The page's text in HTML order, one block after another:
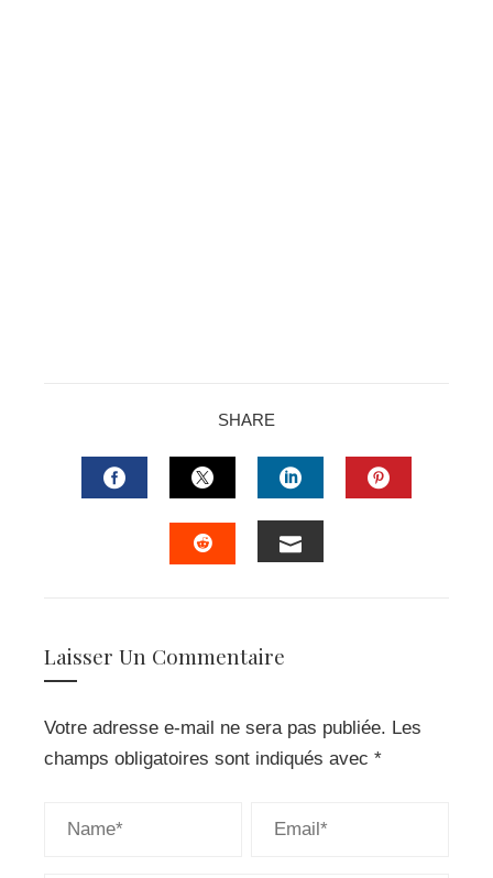
SHARE
FACEBOOKTWITTERLINKEDIN
Laisser Un Commentaire
Votre adresse e-mail ne sera pas publiée. Les
champs obligatoires sont indiqués avec *